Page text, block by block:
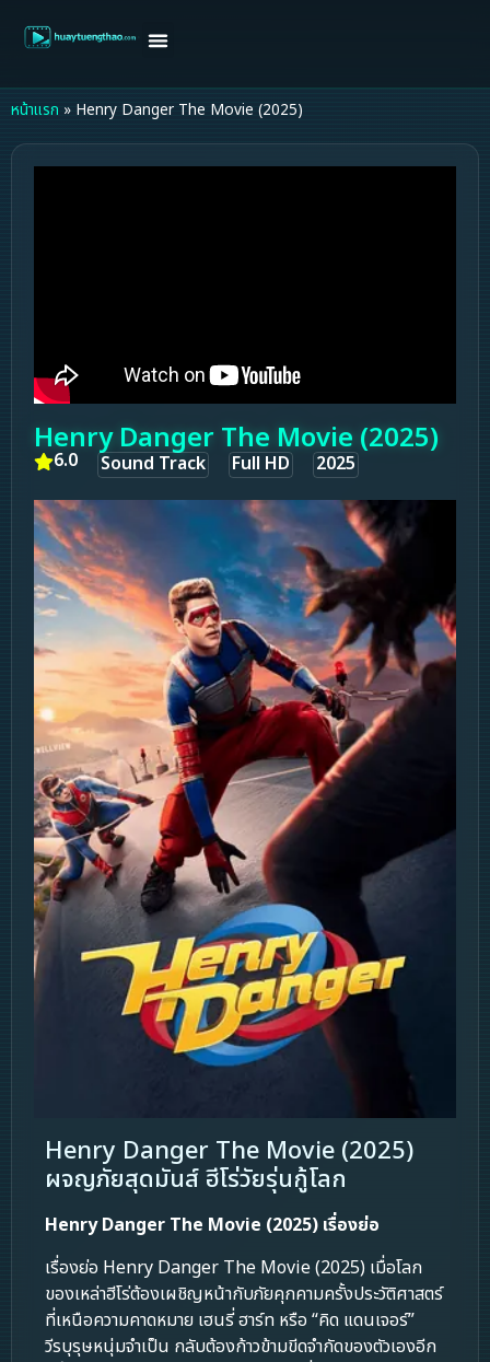
หน้าแรก » Henry Danger The Movie (2025)
Henry Danger The Movie (2025)
6.0 Sound Track Full HD 2025
Henry Danger The Movie (2025)
ผจญภัยสุดมันส์ ฮีโร่วัยรุ่นกู้โลก
Henry Danger The Movie (2025) เรื่องย่อ
เรื่องย่อ Henry Danger The Movie (2025) เมื่อโลก
ของเหล่าฮีโร่ต้องเผชิญหน้ากับภัยคุกคามครั้งประวัติศาสตร์
ที่เหนือความคาดหมาย เฮนรี่ ฮาร์ท หรือ “คิด แดนเจอร์”
วีรบุรุษหนุ่มจำเป็น กลับต้องก้าวข้ามขีดจำกัดของตัวเองอีก